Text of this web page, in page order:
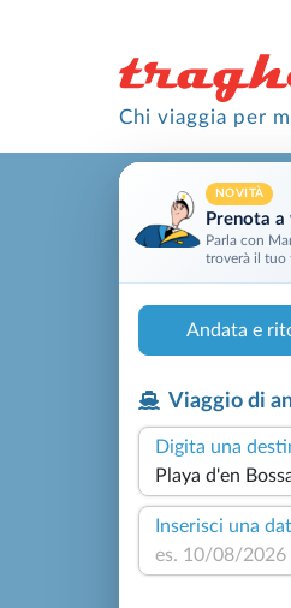
Chi viaggia per
NOVITÀ
Prenota a
Parla con
troverà il tuo
Andata e
Viaggio di
Digita una
Inserisci una